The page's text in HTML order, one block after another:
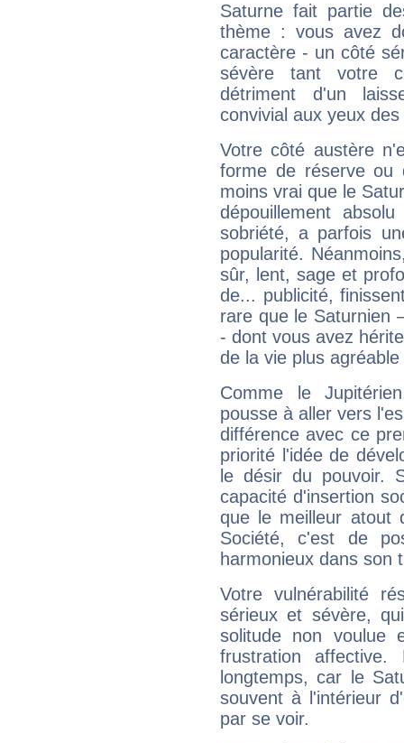
Saturne fait partie
thème : vous avez
caractère - un côté
sévère tant votre
détriment d'un
convivial aux yeux
Votre côté austère
forme de réserve
moins vrai que le
dépouillement
sobriété, a parfois
popularité.
sûr, lent, sage et
de... publicité,
rare que le Saturnien
- dont vous avez
de la vie plus
Comme le
pousse à aller vers
différence avec ce
priorité l'idée de
le désir du pouvoir.
capacité d'insertion
que le meilleur atout
Société, c'est de
harmonieux dans son
Votre vulnérabilité
sérieux et sévère,
solitude non voulue
frustration
longtemps, car le
souvent à l'intérieur
par se voir.